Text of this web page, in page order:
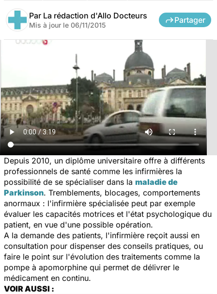
Par La rédaction d'Allo Docteurs
Mis à jour le 06/11/2015
Partager
Depuis 2010, un diplôme universitaire offre à différents
professionnels de santé comme les infirmières la
possibilité de se spécialiser dans la maladie de
Parkinson. Tremblements, blocages, comportements
anormaux : l'infirmière spécialisée peut par exemple
évaluer les capacités motrices et l'état psychologique du
patient, en vue d'une possible opération.
A la demande des patients, l'infirmière reçoit aussi en
consultation pour dispenser des conseils pratiques, ou
faire le point sur l'évolution des traitements comme la
pompe à apomorphine qui permet de délivrer le
médicament en continu.
VOIR AUSSI :